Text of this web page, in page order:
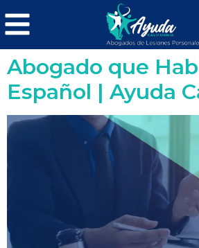
Abogado que
Español | Ayuda